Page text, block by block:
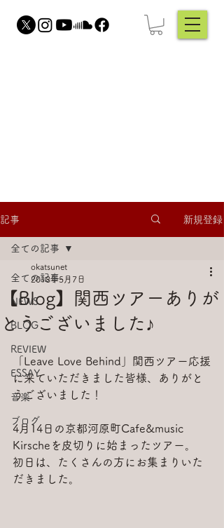
記事 新規登録
全ての記事
NEWS
BLOG
REVIEW
ESSAY
音楽
ブログ
全ての記事
【Blog】関西ツアーありが
とうございました♪
okatsunet
2018年5月7日
「Leave Love Behind」関西ツアー応援
に来ていただきました皆様、ありがと
うございました！
4月14日の京都河原町Cafe&music
Kirscheを皮切りに始まったツアー。
初日は、たくさんの方にお集まりいた
だきました。